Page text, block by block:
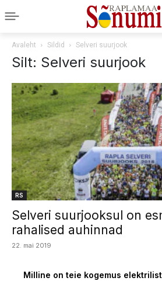
Avaleht Sildid Selveri suurjook
Silt: Selveri suurjook
RS
Selveri suurjooksul on
rahalised auhinnad
22. mai 2019
Milline on teie kogemus